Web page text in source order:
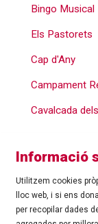
Bingo Musical
Els Pastorets
Cap d'Any
Campament
Cavalcada
Informació
Utilitzem cookies
lloc web, i si ens
per recopilar dades